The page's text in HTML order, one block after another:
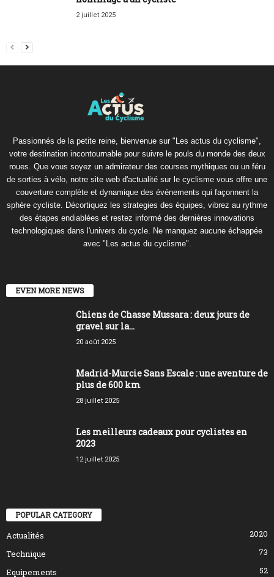
2 juillet 2025
Passionnés de la petite reine, bienvenue sur "Les actus du cyclisme",
votre destination incontournable pour suivre le pouls du monde des deux
roues. Que vous soyez un admirateur des courses mythiques ou un féru
de sorties à vélo, notre site web d'actualité sur le cyclisme vous offre une
couverture complète et dynamique des événements qui façonnent la
sphère cycliste. Décortiquez les strategies des équipes, vibrez au rythme
des étapes endiablées et restez informé des dernières innovations
technologiques dans l'univers du cycle. Ne manquez aucune échappée
avec "Les actus du cyclisme".
EVEN MORE NEWS
Chiens de Chasse Mussara : deux jours de
gravel sur la...
20 août 2025
Madrid-Murcie Sans Escale : une aventure de
plus de 600 km
28 juillet 2025
Les meilleurs cadeaux pour cyclistes en
2023
12 juillet 2025
POPULAR CATEGORY
Actualités
2020
Technique
73
Equipements
52